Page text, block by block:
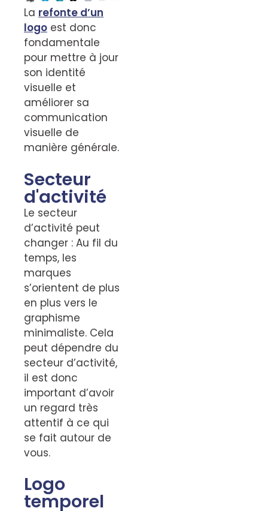
La refonte d’un
logo est donc
fondamentale
pour mettre à jour
son identité
visuelle et
améliorer sa
communication
visuelle de
manière générale.
Secteur
d'activité
Le secteur
d’activité peut
changer : Au fil du
temps, les
marques
s’orientent de plus
en plus vers le
graphisme
minimaliste. Cela
peut dépendre du
secteur d’activité,
il est donc
important d’avoir
un regard très
attentif à ce qui
se fait autour de
vous.
Logo
temporel